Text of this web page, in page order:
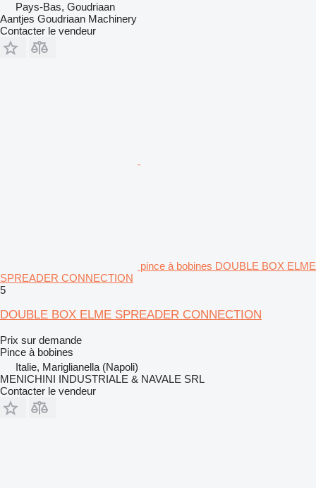
Pays-Bas, Goudriaan
Aantjes Goudriaan Machinery
Contacter le vendeur
pince à bobines DOUBLE BOX ELME
SPREADER CONNECTION
5
DOUBLE BOX ELME SPREADER CONNECTION
Prix sur demande
Pince à bobines
Italie, Mariglianella (Napoli)
MENICHINI INDUSTRIALE & NAVALE SRL
Contacter le vendeur